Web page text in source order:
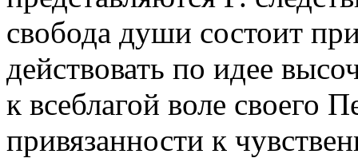
свобода души состоит
действовать по идее
к всеблагой воле своего
привязанности к